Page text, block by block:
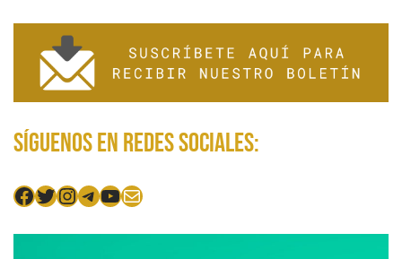
Síguenos en redes sociales:
Facebook
Twitter
Instagram
Telegram
YouTube
Mail